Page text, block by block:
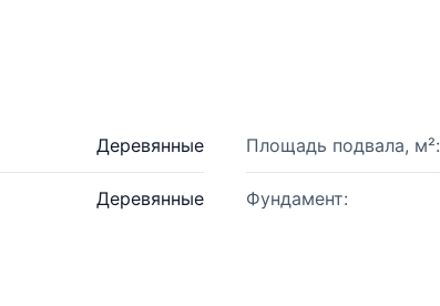
Деревянные Площадь подвала, м²:
Деревянные Фундамент: